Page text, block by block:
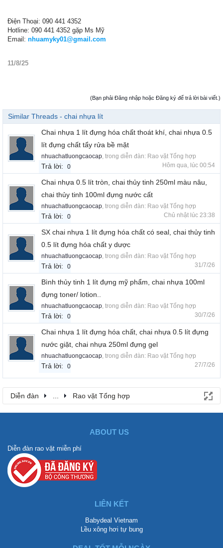
Điện Thoại: 090 441 4352
Hotline: 090 441 4352 gặp Ms Mỹ
Email: nhuamyky01@gmail.com
11/8/25
(Bạn phải Đăng nhập hoặc Đăng ký để trả lời bài viết.)
Similar Threads - chai nhựa lít
Chai nhựa 1 lít đựng hóa chất thoát khí, chai nhựa 0.5
lít đựng chất tẩy rửa bề mặt
nhuachatluongcaocap , trong diễn đàn: Rao vặt Tổng hợp
Trả lời: 0 Hôm qua, lúc 00:54
Chai nhựa 0.5 lít tròn, chai thủy tinh 250ml màu nâu,
chai thủy tinh 100ml đựng nước cất
nhuachatluongcaocap , trong diễn đàn: Rao vặt Tổng hợp
Trả lời: 0 Chủ nhật lúc 23:38
SX chai nhựa 1 lít đựng hóa chất có seal, chai thủy tinh
0.5 lít đựng hóa chất y dược
nhuachatluongcaocap , trong diễn đàn: Rao vặt Tổng hợp
Trả lời: 0 31/7/26
Bình thủy tinh 1 lít đựng mỹ phẩm, chai nhựa 100ml
đựng toner/ lotion..
nhuachatluongcaocap , trong diễn đàn: Rao vặt Tổng hợp
Trả lời: 0 30/7/26
Chai nhựa 1 lít đựng hóa chất, chai nhựa 0.5 lít đựng
nước giặt, chai nhựa 250ml đựng gel
nhuachatluongcaocap , trong diễn đàn: Rao vặt Tổng hợp
Trả lời: 0 27/7/26
Diễn đàn Rao vặt Tổng hợp
ABOUT US
Diễn đàn rao vặt miễn phí
LIÊN KẾT
Babydeal Vietnam
Lều xông hơi tự bung